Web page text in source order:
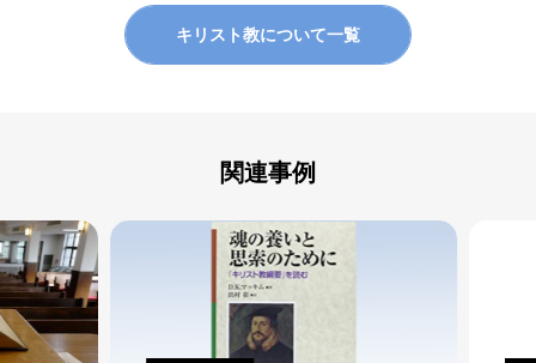
キリスト教について一覧
関連事例